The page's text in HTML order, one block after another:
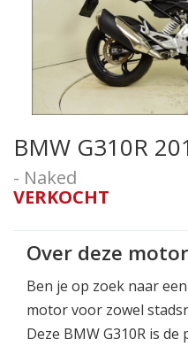
BMW G310R
- Naked
VERKOCHT
Over deze motor
Ben je op zoek naar
motor voor zowel
Deze BMW G310R is